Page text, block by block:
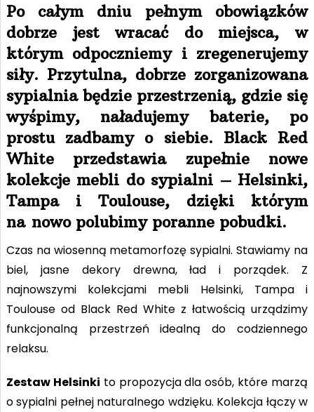
Po całym dniu pełnym obowiązków
dobrze jest wracać do miejsca, w
którym odpoczniemy i zregenerujemy
siły. Przytulna, dobrze zorganizowana
sypialnia będzie przestrzenią, gdzie się
wyśpimy, naładujemy baterie, po
prostu zadbamy o siebie. Black Red
White przedstawia zupełnie nowe
kolekcje mebli do sypialni – Helsinki,
Tampa i Toulouse, dzięki którym
na nowo polubimy poranne pobudki.
Czas na wiosenną metamorfozę sypialni. Stawiamy na
biel, jasne dekory drewna, ład i porządek. Z
najnowszymi kolekcjami mebli Helsinki, Tampa i
Toulouse od Black Red White z łatwością urządzimy
funkcjonalną przestrzeń idealną do codziennego
relaksu.
Zestaw Helsinki to propozycja dla osób, które marzą
o sypialni pełnej naturalnego wdzięku. Kolekcja łączy w